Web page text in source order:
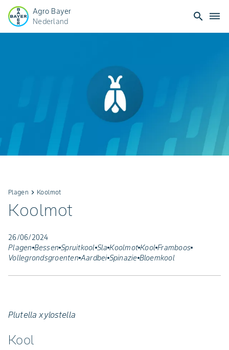
Agro Bayer
Nederland
search dehaze
Plagen keyboard_arrow_right Koolmot
Koolmot
26/06/2024
Plagen Bessen Spruitkool Sla Koolmot Kool Framboos
Vollegrondsgroenten Aardbei Spinazie Bloemkool
Plutella xylostella
Kool